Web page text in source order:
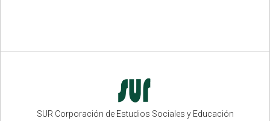
SUR Corporación de Estudios Sociales y Educación